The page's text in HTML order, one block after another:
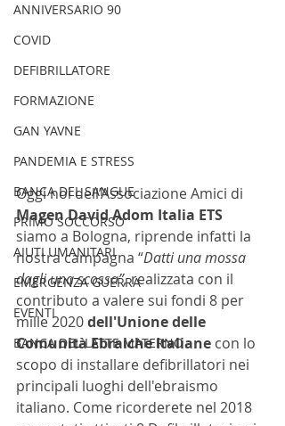
ANNIVERSARIO 90
COVID
DEFIBRILLATORE
FORMAZIONE
GAN YAVNE
PANDEMIA E STRESS
BANCA DEL SANGUE
PRIMO SOCCORSO
AIUTI UMANITARI
EMERGENZA GUERRA
EVENTI
BANCA DEL LATTE MATERNO
Oggi noi dell’Associazione Amici di
Magen David Adom Italia ETS
siamo a Bologna, riprende infatti la
nostra campagna “Datti una mossa
dagli una scossa”, realizzata con il
contributo a valere sui fondi 8 per
mille 2020 dell'Unione delle
Comunità Ebraiche Italiane con lo
scopo di installare defibrillatori nei
principali luoghi dell'ebraismo
italiano. Come ricorderete nel 2018